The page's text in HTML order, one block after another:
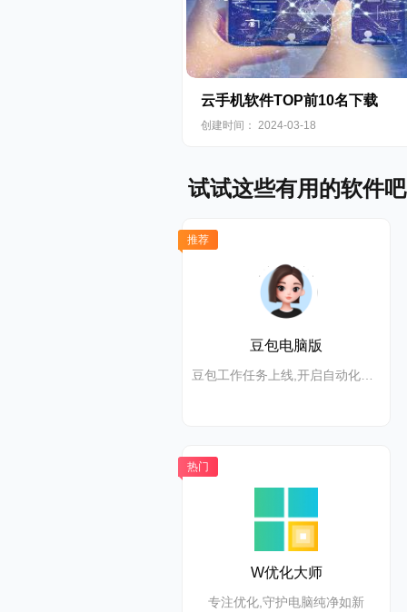
云手机软件TOP前10名下载
创建时间： 2024-03-18
试试这些有用的软件吧
推荐
豆包电脑版
热门
W优化大师
专注优化,守护电脑纯净如新